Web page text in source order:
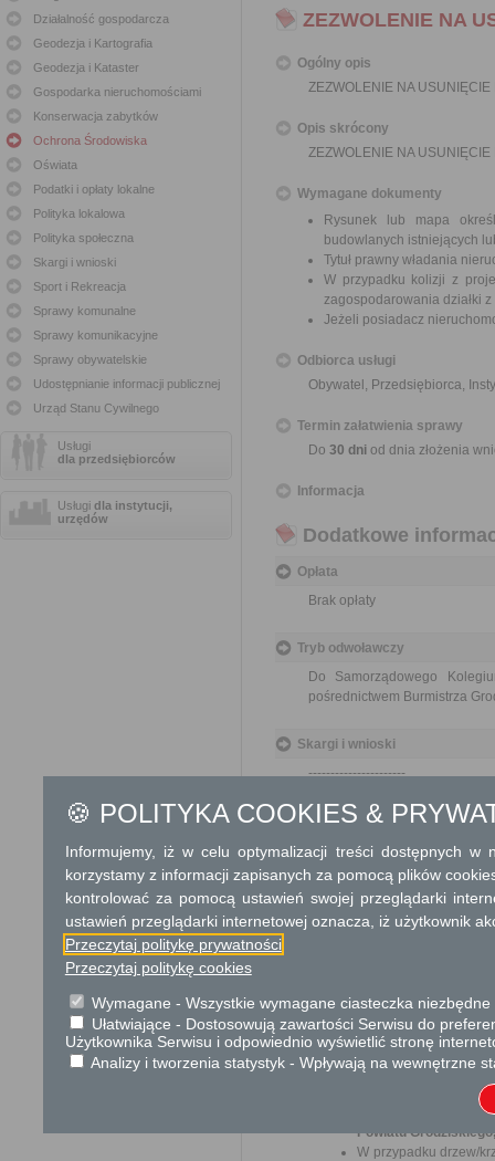
Działalność gospodarcza
Geodezja i Kartografia
Geodezja i Kataster
Gospodarka nieruchomościami
Konserwacja zabytków
Ochrona Środowiska
Oświata
Podatki i opłaty lokalne
Polityka lokalowa
Polityka społeczna
Skargi i wnioski
Sport i Rekreacja
Sprawy komunalne
Sprawy komunikacyjne
Sprawy obywatelskie
Udostępnianie informacji publicznej
Urząd Stanu Cywilnego
Usługi
dla przedsiębiorców
Usługi dla instytucji,
urzędów
ZEZWOLENIE NA
Ogólny opis
ZEZWOLENIE NA
Opis skrócony
ZEZWOLENIE NA
Wymagane dokumenty
Rysunek lub mapa
budowlanych istniejących
Tytuł prawny władania
W przypadku kolizji z
zagospodarowania działki
Jeżeli posiadacz
Odbiorca usługi
Obywatel, Przedsiębiorca,
Termin załatwienia sprawy
Do 30 dni od dnia złożenia
Informacja
Dodatkowe
Opłata
Brak opłaty
Tryb odwoławczy
Do Samorządowego
pośrednictwem Burmistrza
Skargi i wnioski
----------------------
Informacje dodatkowe
Na wniosku o wycięcie
działek
W przypadku drzew/
- w pasach drogowych
- na terenach należących
- w zasobach Zakładu
W przypadku
Powiatu
W przypadku drzew/
🍪 POLITYKA COOKIES &
Informujemy, iż w celu optymalizacji treści dostępnych w
korzystamy z informacji zapisanych za pomocą plików
kontrolować za pomocą ustawień swojej przeglądarki
ustawień przeglądarki internetowej oznacza, iż użytkownik
Przeczytaj politykę prywatności
Przeczytaj politykę cookies
Wymagane - Wszystkie wymagane ciasteczka
Ułatwiające - Dostosowują zawartości Serwisu do
Użytkownika Serwisu i odpowiednio wyświetlić stronę
Analizy i tworzenia statystyk - Wpływają na wewnętrzne